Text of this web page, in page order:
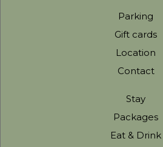
Parking
Gift cards
Location
Contact
Stay
Packages
Eat & Drink